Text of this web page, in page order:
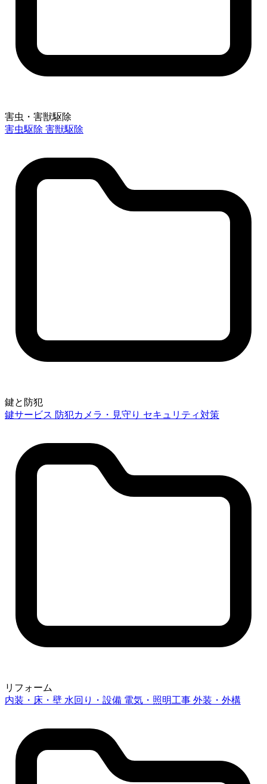
害虫・害獣駆除
害虫駆除 害獣駆除
鍵と防犯
鍵サービス 防犯カメラ・見守り セキュリティ対策
リフォーム
内装・床・壁 水回り・設備 電気・照明工事 外装・外構